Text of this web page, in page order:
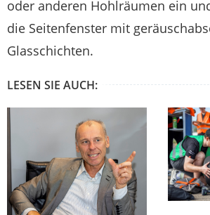
oder anderen Hohlräumen ein
die Seitenfenster mit
Glasschichten.
LESEN SIE AUCH: